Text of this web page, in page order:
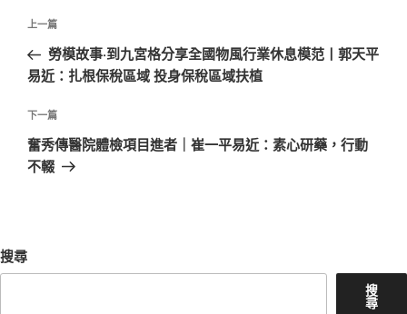
文
導
覽
上
一
篇
章
上一篇
勞模故事·到九宮格分享全國物風行業休息模范丨郭天平
易近：扎根保稅區域 投身保稅區域扶植
下
一
篇
下一篇
奮秀傳醫院體檢項目進者｜崔一平易近：素心研藥，行動
不輟
搜尋
搜
尋